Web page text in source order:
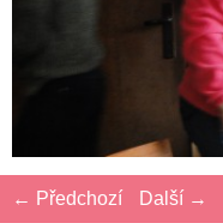
← Předchozí Další →